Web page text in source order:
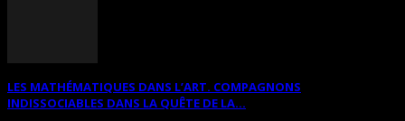
LES MATHÉMATIQUES DANS L’ART. COMPAGNONS
INDISSOCIABLES DANS LA QUÊTE DE LA...